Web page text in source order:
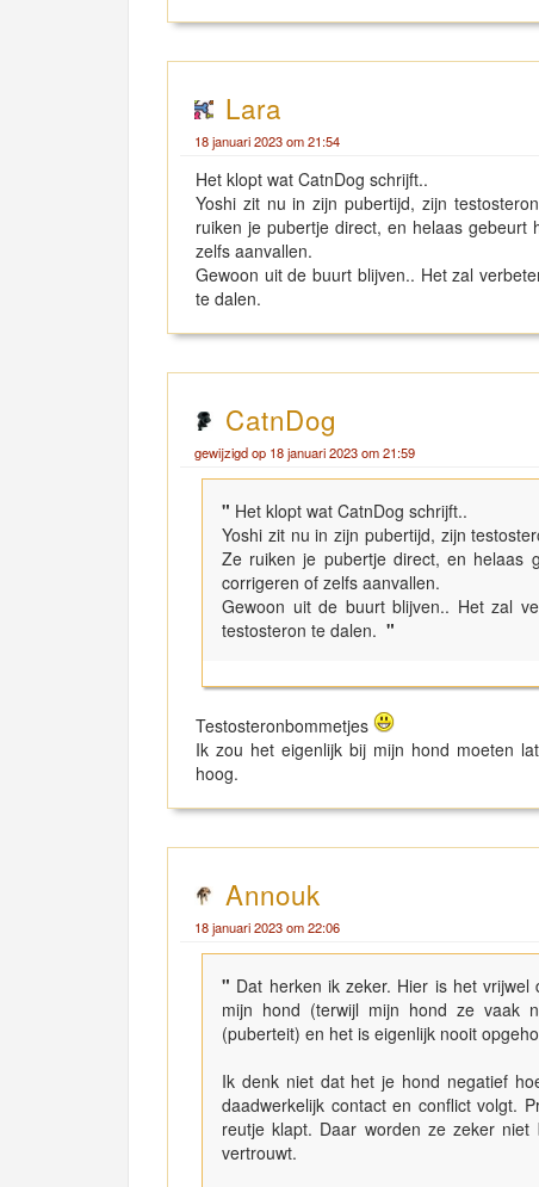
Lara
18 januari 2023 om 21:54
Het klopt wat CatnDog schrijft..
Yoshi zit nu in zijn pubertijd, zijn
ruiken je pubertje direct, en helaas
zelfs aanvallen.
Gewoon uit de buurt blijven.. Het zal
te dalen.
CatnDog
gewijzigd op 18 januari 2023 om 21:59
" Het klopt wat CatnDog schrijft..
Yoshi zit nu in zijn pubertijd, zijn
Ze ruiken je pubertje direct, en helaas
corrigeren of zelfs aanvallen.
Gewoon uit de buurt blijven.. Het zal
testosteron te dalen. "
Testosteronbommetjes
Ik zou het eigenlijk bij mijn hond moeten
hoog.
Annouk
18 januari 2023 om 22:06
" Dat herken ik zeker. Hier is het
mijn hond (terwijl mijn hond ze vaak
(puberteit) en het is eigenlijk nooit
Ik denk niet dat het je hond negatief
daadwerkelijk contact en conflict volgt.
reutje klapt. Daar worden ze zeker
vertrouwt.